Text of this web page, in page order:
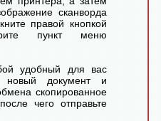
сканворда
правой кнопкой
пункт меню
удобный для вас
новый документ и
скопированное
чего отправьте